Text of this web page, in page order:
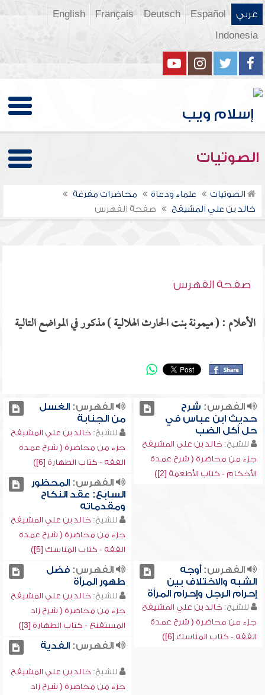
عربي Español
Deutsch
Français
English
Indonesia
الصوتيات
الصوتيات علماء ودعاة
محاضرات مفرغة
خالد بن علي المشيقح
صفحة الفهرس
صفحة الفهرس
الأعلام : ( ميمونة بنت الحارث الهلالية ) مذكور في المواضع التالية
الفهرس: شرح
حديث ابن عباس في
حل أكل الضب
للشيخ: خالد بن علي المشيقح
جزء من محاضرة ( شرح عمدة
الأحكام - كتاب الأطعمة [2])
الفهرس:الغسل
من الجنابة
للشيخ: خالد بن علي المشيقح
جزء من محاضرة ( شرح عمدة
الفقه - كتاب الطهارة [6])
الفهرس:المحظور
السابع: عقد النكاح
ومقدماته
للشيخ: خالد بن علي المشيقح
جزء من محاضرة ( شرح عمدة
الفقه - كتاب المناسك [5])
الفهرس:أوجه
الشبه والاختلاف بين
إحرام الرجل وإحرام المرأة
للشيخ: خالد بن علي المشيقح
جزء من محاضرة ( شرح عمدة
الفقه - كتاب المناسك [6])
الفهرس:فضل
طهور المرأة
للشيخ: خالد بن علي المشيقح
جزء من محاضرة ( شرح زاد
المستقنع - كتاب الطهارة [3])
الفهرس:الفدية
للشيخ: خالد بن علي المشيقح
جزء من محاضرة ( شرح زاد